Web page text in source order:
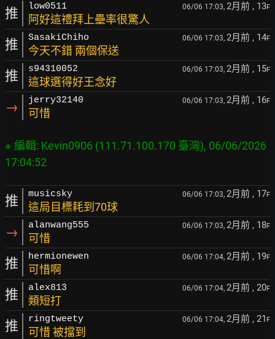
推 low0511 06/06 17:03, 2月前 , 13F
阿好這禮拜上壘率很驚人
推 SasakiChiho 06/06 17:03, 2月前 , 14F
今天不錯 兩個保送
推 s94310052 06/06 17:03, 2月前 , 15F
這球選得好王念好
→ jerry32140 06/06 17:03, 2月前 , 16F
可惜
※ 編輯: Kevin0906 (111.71.100.170 臺灣), 06/06/2026
推 musicsky 06/06 17:03, 2月前 , 17F
這局目標耗到70球
→ alanwang555 06/06 17:03, 2月前 , 18F
可惜
推 hermionewen 06/06 17:04, 2月前 , 19F
可惜啊
推 alex813 06/06 17:04, 2月前 , 20F
類短打
推 ringtweety 06/06 17:04, 2月前 , 21 F
可惜 被擋到